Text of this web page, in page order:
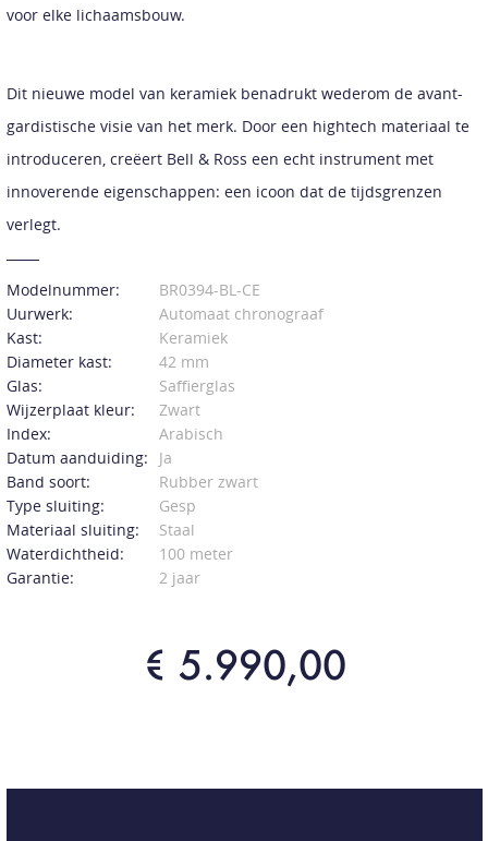
voor elke lichaamsbouw.
Dit nieuwe model van keramiek benadrukt wederom de avant-
gardistische visie van het merk. Door een hightech materiaal te
introduceren, creëert Bell & Ross een echt instrument met
innoverende eigenschappen: een icoon dat de tijdsgrenzen
verlegt.
Modelnummer:
BR0394-BL-CE
Uurwerk:
Automaat chronograaf
Kast:
Keramiek
Diameter kast:
42 mm
Glas:
Saffierglas
Wijzerplaat kleur:
Zwart
Index:
Arabisch
Datum aanduiding:
Ja
Band soort:
Rubber zwart
Type sluiting:
Gesp
Materiaal sluiting:
Staal
Waterdichtheid:
100 meter
Garantie:
2 jaar
€ 5.990,00